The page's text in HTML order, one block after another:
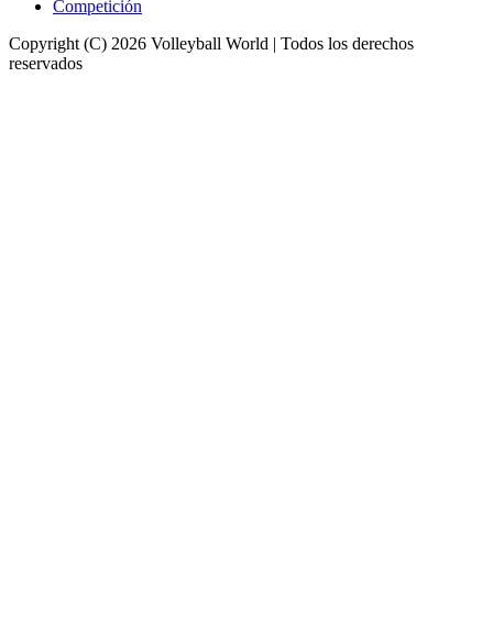
Competición
Copyright (C) 2026 Volleyball World | Todos los derechos
reservados